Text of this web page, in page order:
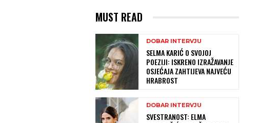
MUST READ
DOBAR INTERVJU
SELMA KARIĆ O SVOJOJ
POEZIJI: ISKRENO IZRAŽAVANJE
OSJEĆAJA ZAHTIJEVA NAJVEĆU
HRABROST
DOBAR INTERVJU
SVESTRANOST: ELMA